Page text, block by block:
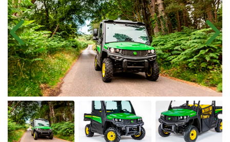
Anterior